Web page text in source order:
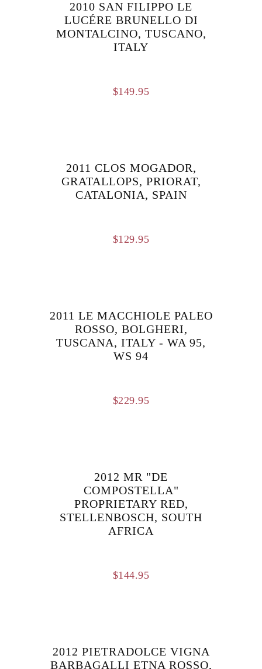
2010 SAN FILIPPO LE
LUCÉRE BRUNELLO DI
MONTALCINO, TUSCANO,
ITALY
$149.95
2011 CLOS MOGADOR,
GRATALLOPS, PRIORAT,
CATALONIA, SPAIN
$129.95
2011 LE MACCHIOLE PALEO
ROSSO, BOLGHERI,
TUSCANA, ITALY - WA 95,
WS 94
$229.95
2012 MR "DE
COMPOSTELLA"
PROPRIETARY RED,
STELLENBOSCH, SOUTH
AFRICA
$144.95
2012 PIETRADOLCE VIGNA
BARBAGALLI ETNA ROSSO,